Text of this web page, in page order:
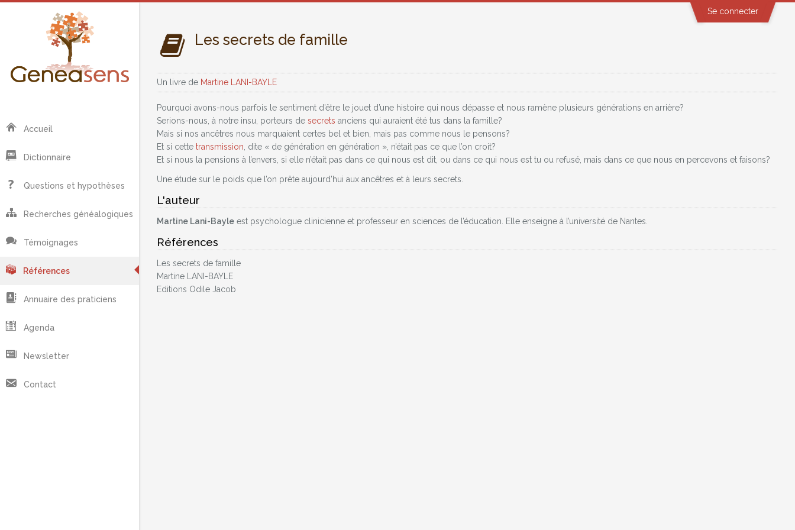
Se connecter
Accueil
Dictionnaire
Questions et hypothèses
Recherches généalogiques
Témoignages
Références
Annuaire des praticiens
Agenda
Newsletter
Contact
Les secrets de famille
Un livre de Martine LANI-BAYLE
Pourquoi avons-nous parfois le sentiment d’être le jouet d’une histoire qui nous dépasse et nous ramène plusieurs générations en arrière?
Serions-nous, à notre insu, porteurs de secrets anciens qui auraient été tus dans la famille?
Mais si nos ancêtres nous marquaient certes bel et bien, mais pas comme nous le pensons?
Et si cette transmission , dite « de génération en génération », n’était pas ce que l’on croit?
Et si nous la pensions à l’envers, si elle n’était pas dans ce qui nous est dit, ou dans ce qui nous est tu ou refusé, mais dans ce que nous en percevons et faisons?
Une étude sur le poids que l’on prête aujourd’hui aux ancêtres et à leurs secrets.
L'auteur
Martine Lani-Bayle est psychologue clinicienne et professeur en sciences de l’éducation. Elle enseigne à l’université de Nantes.
Références
Les secrets de famille
Martine LANI-BAYLE
Editions Odile Jacob